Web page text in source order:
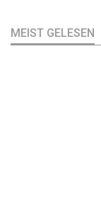
MEIST GELESEN